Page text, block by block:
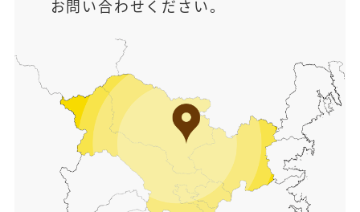
お問い合わせください。